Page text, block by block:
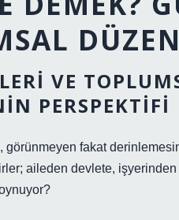
VE
PERSPEKTIFI
görünmeyen fakat
aileden devlete,